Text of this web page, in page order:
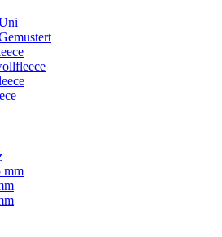
mm